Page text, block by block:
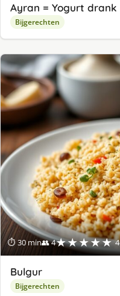
Ayran = Yogurt drank
Bijgerechten
⏱ 30 min👥 4★★★★★
Bulgur
Bijgerechten